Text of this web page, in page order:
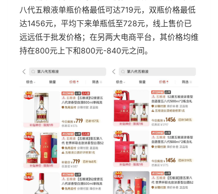
八代五粮液单瓶价格最低可达719元，双瓶价格最低
达1456元，平均下来单瓶低至728元，线上售价已
远远低于批发价格；在另两大电商平台，其价格均维
持在800元上下和800元-840元之间。